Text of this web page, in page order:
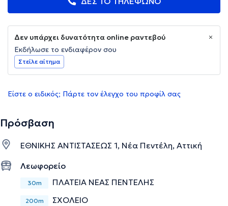
Δεν υπάρχει δυνατότητα online ραντεβού
Εκδήλωσε το ενδιαφέρον σου
Στείλε αίτημα
Είστε ο ειδικός; Πάρτε τον έλεγχο του προφίλ σας
Πρόσβαση
ΕΘΝΙΚΗΣ ΑΝΤΙΣΤΑΣΕΩΣ 1, Νέα Πεντέλη, Αττική
Λεωφορείο
30m ΠΛΑΤΕΙΑ ΝΕΑΣ ΠΕΝΤΕΛΗΣ
200m ΣΧΟΛΕΙΟ